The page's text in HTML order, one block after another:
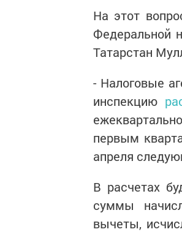
На этот
Федеральной
Татарстан
- Налоговые
инспекцию
первым
апреля
В расчетах
суммы
вычеты,